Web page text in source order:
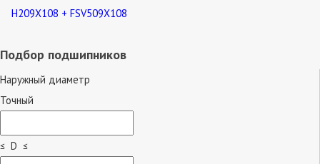
H209X108 + FSV509X108
Подбор подшипников
Наружный диаметр
Точный
≤ D ≤